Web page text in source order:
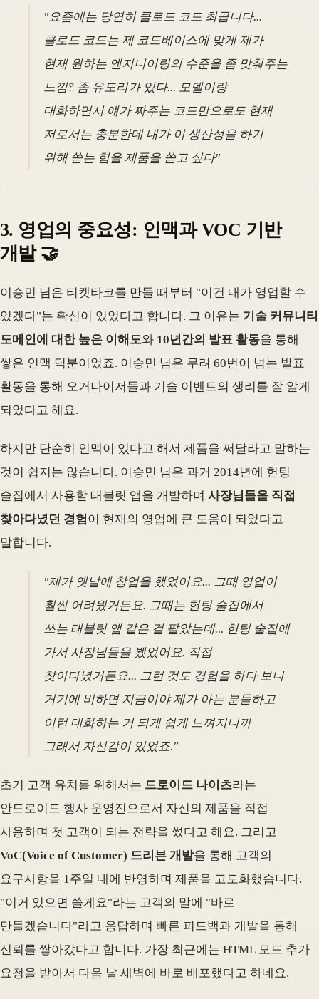
"요즘에는 당연히 클로드 코드 최곱니다...
클로드 코드는 제 코드베이스에 맞게 제가
현재 원하는 엔지니어링의 수준을 좀 맞춰주는
느낌? 좀 유도리가 있다... 모델이랑
대화하면서 얘가 짜주는 코드만으로도 현재
저로서는 충분한데 내가 이 생산성을 하기
위해 쏟는 힘을 제품을 쏟고 싶다"
3. 영업의 중요성: 인맥과 VOC 기반
개발 🤝
이승민 님은 티켓타코를 만들 때부터 "이건 내가 영업할 수
있겠다"는 확신이 있었다고 합니다. 그 이유는 기술 커뮤니티
도메인에 대한 높은 이해도와 10년간의 발표 활동을 통해
쌓은 인맥 덕분이었죠. 이승민 님은 무려 60번이 넘는 발표
활동을 통해 오거나이저들과 기술 이벤트의 생리를 잘 알게
되었다고 해요.
하지만 단순히 인맥이 있다고 해서 제품을 써달라고 말하는
것이 쉽지는 않습니다. 이승민 님은 과거 2014년에 헌팅
술집에서 사용할 태블릿 앱을 개발하며 사장님들을 직접
찾아다녔던 경험이 현재의 영업에 큰 도움이 되었다고
말합니다.
"제가 옛날에 창업을 했었어요... 그때 영업이
훨씬 어려웠거든요. 그때는 헌팅 술집에서
쓰는 태블릿 앱 같은 걸 팔았는데... 헌팅 술집에
가서 사장님들을 뵀었어요. 직접
찾아다녔거든요... 그런 것도 경험을 하다 보니
거기에 비하면 지금이야 제가 아는 분들하고
이런 대화하는 거 되게 쉽게 느껴지니까
그래서 자신감이 있었죠."
초기 고객 유치를 위해서는 드로이드 나이츠라는
안드로이드 행사 운영진으로서 자신의 제품을 직접
사용하며 첫 고객이 되는 전략을 썼다고 해요. 그리고
VoC(Voice of Customer) 드리븐 개발을 통해 고객의
요구사항을 1주일 내에 반영하며 제품을 고도화했습니다.
"이거 있으면 쓸게요"라는 고객의 말에 "바로
만들겠습니다"라고 응답하며 빠른 피드백과 개발을 통해
신뢰를 쌓아갔다고 합니다. 가장 최근에는 HTML 모드 추가
요청을 받아서 다음 날 새벽에 바로 배포했다고 하네요.